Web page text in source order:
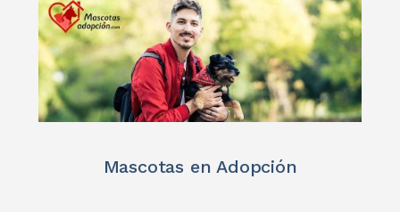
Mascotas en Adopción